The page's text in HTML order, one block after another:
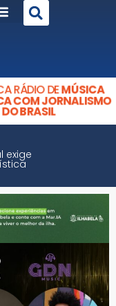
RÁDIO DEMÚSICA
COM JORNALISMO
DO BRASIL
exige